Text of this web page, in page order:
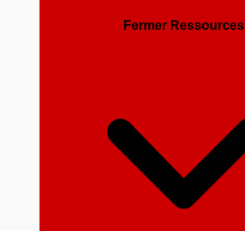
Fermer Ressources